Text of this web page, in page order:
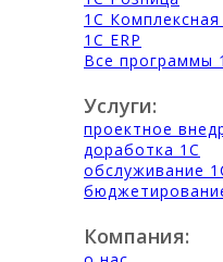
1С
1С ERP
Все программы
Услуги:
проектное
доработка 1С
обслуживание
Компания: